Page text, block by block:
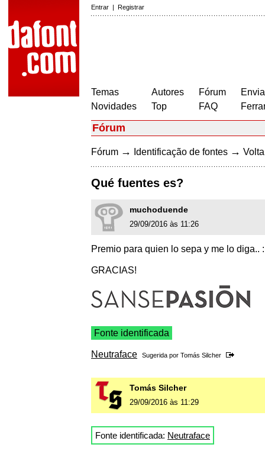
Entrar | Registrar
Temas
Novidades
Autores
Top
Fórum
FAQ
Fórum
Fórum → Identificação de fontes →
Qué fuentes es?
muchoduende
29/09/2016 às 11:26
Premio para quien lo sepa y me lo diga..
GRACIAS!
Fonte identificada
Neutraface Sugerida por Tomás Silcher
Tomás Silcher
29/09/2016 às 11:29
Fonte identificada: Neutraface